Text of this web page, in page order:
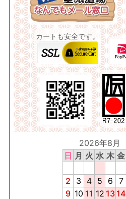
カートも安全です。
2026年8月
日 月 火 水 木 金
2
3 4 5 6 7
9 10 11 12 13 14